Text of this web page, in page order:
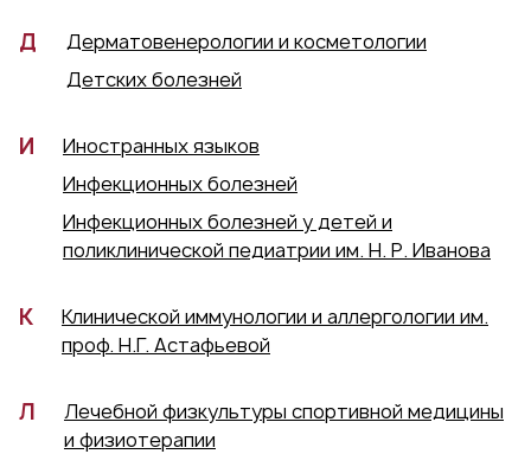
Д
Дерматовенерологии и косметологии
Детских болезней
И
Иностранных языков
Инфекционных болезней
Инфекционных болезней у детей и
поликлинической педиатрии им. Н. Р. Иванова
К
Клинической иммунологии и аллергологии им.
проф. Н.Г. Астафьевой
Л
Лечебной физкультуры спортивной медицины
и физиотерапии